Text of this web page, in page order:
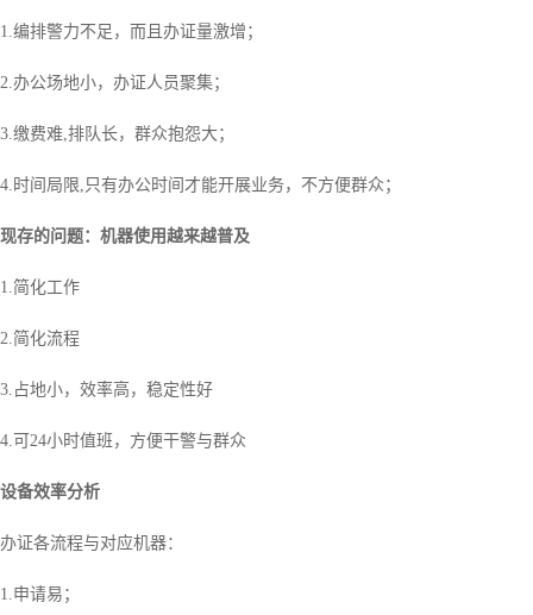
1.编排警力不足，而且办证量激增；
2.办公场地小，办证人员聚集；
3.缴费难,排队长，群众抱怨大；
4. 时间局限, 只有办公时间才能开展业务，不方便群众；
现存的问题： 机器使用越来越普及
1.简化工作
2.简化流程
3. 占地小，效率高，稳定性好
4. 可 24小时值班，方便干警与群众
设备效率分析
办证各流程与对应机器：
1.申请易；